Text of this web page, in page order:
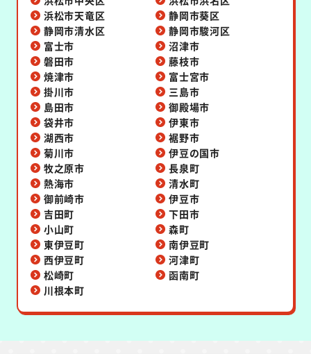
浜松市天竜区
静岡市葵区
静岡市清水区
静岡市駿河区
富士市
沼津市
磐田市
藤枝市
焼津市
富士宮市
掛川市
三島市
島田市
御殿場市
袋井市
伊東市
湖西市
裾野市
菊川市
伊豆の国市
牧之原市
長泉町
熱海市
清水町
御前崎市
伊豆市
吉田町
下田市
小山町
森町
東伊豆町
南伊豆町
西伊豆町
河津町
松崎町
函南町
川根本町